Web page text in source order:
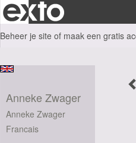
Beheer je site of maak een gratis
Anneke Zwager
Anneke Zwager
Francais